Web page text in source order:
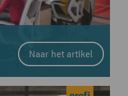
Naar het artikel